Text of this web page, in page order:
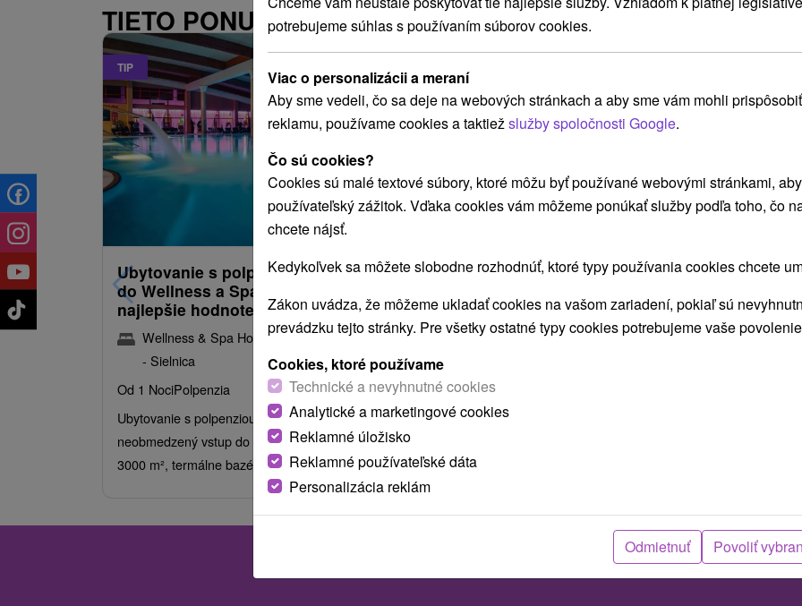
TIETO PONUKY BY VÁS MOHLI TIEŽ ZAUJÍMAŤ
TIP
od109,50€
Ubytovanie s polpenziou a vstupom
do Wellness a Spa: Klientmi jeden z
najlepšie hodnotených hotelov
Wellness & Spa Hotel Kaskady★ ★★★Sliač
- Sielnica
Od 1 NociPolpenzia
Ubytovanie s polpenziou a nápojmi. Užite si
neobmedzený vstup do Spa & Wellness s rozlohou
3000 m², termálne bazény, fitness a saunové zóny.
od91,33€
Intenzívny MINI RELAX pobyt: Rýchly
Hotel Flóra
Trenčianske Teplice
vstupom do bazénového a saunového sveta rýchlo
doplní sily a energiu.
potrebujeme súhlas s používaním súborov cookies.
Viac o personalizácii a meraní
Aby sme vedeli, čo sa deje na webových stránkach a aby sme vám mohli
reklamu, používame cookies a taktiež služby spoločnosti Google.
Čo sú cookies?
Cookies sú malé textové súbory, ktoré môžu byť používané webovými stránkami,
používateľský zážitok. Vďaka cookies vám môžeme ponúkať služby podľa toho, čo
chcete nájsť.
Kedykoľvek sa môžete slobodne rozhodnúť, ktoré typy používania cookies chcete
Zákon uvádza, že môžeme ukladať cookies na vašom zariadení, pokiaľ sú
prevádzku tejto stránky. Pre všetky ostatné typy cookies potrebujeme vaše
Cookies, ktoré používame
Technické a nevyhnutné cookies
Analytické a marketingové cookies
Reklamné úložisko
Reklamné používateľské dáta
Personalizácia reklám
Odmietnuť Povoliť